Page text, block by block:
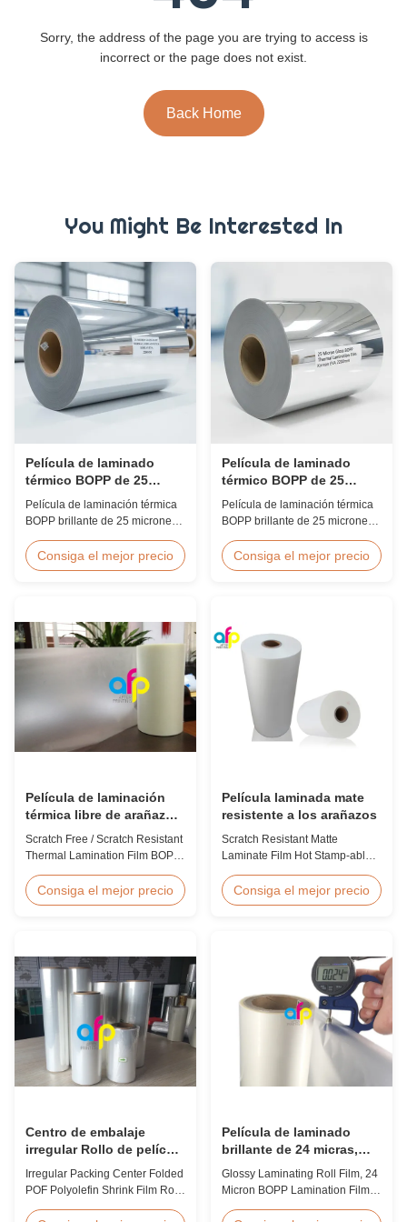
Sorry, the address of the page you are trying to access is
incorrect or the page does not exist.
Back Home
You Might Be Interested In
Película de laminado
térmico BOPP de 25
micrones de brillo EVA
coreana 2200mm
Película de laminación térmica
BOPP brillante de 25 micrones
ancho máximo de 2200 mm,
alta resistencia a la tracción
cristalina.
Consiga el mejor precio
Película de laminado
térmico BOPP de 25
micrones de brillo EVA
coreana 2200mm
Película de laminación térmica
BOPP brillante de 25 micrones
ancho máximo de 2200 mm,
alta resistencia a la tracción
cristalina.
Consiga el mejor precio
Película de laminación
térmica libre de arañazos
/ resistente a los
arañazos, material BOPP
Scratch Free / Scratch Resistant
Thermal Lamination Film BOPP
scratch thermal lamination film
(also known as scratch free
film features scratch resistant
coating on one ...
Consiga el mejor precio
Película laminada mate
resistente a los arañazos
Scratch Resistant Matte
Laminate Film Hot Stamp-able
Laminate Film for Printing Paper
and Cardboard Scratch resistant
anti-scuff properties. It is
available for both wet and
thermal ...
Consiga el mejor precio
Centro de embalaje
irregular Rollo de película
de poliolefina de
encogimiento plegado
Irregular Packing Center Folded
POF Polyolefin Shrink Film Roll
Película de laminado
brillante de 24 micras,
Película de laminado
BOPP 445mm * 3000m
Glossy Laminating Roll Film, 24
Micron BOPP Lamination Film